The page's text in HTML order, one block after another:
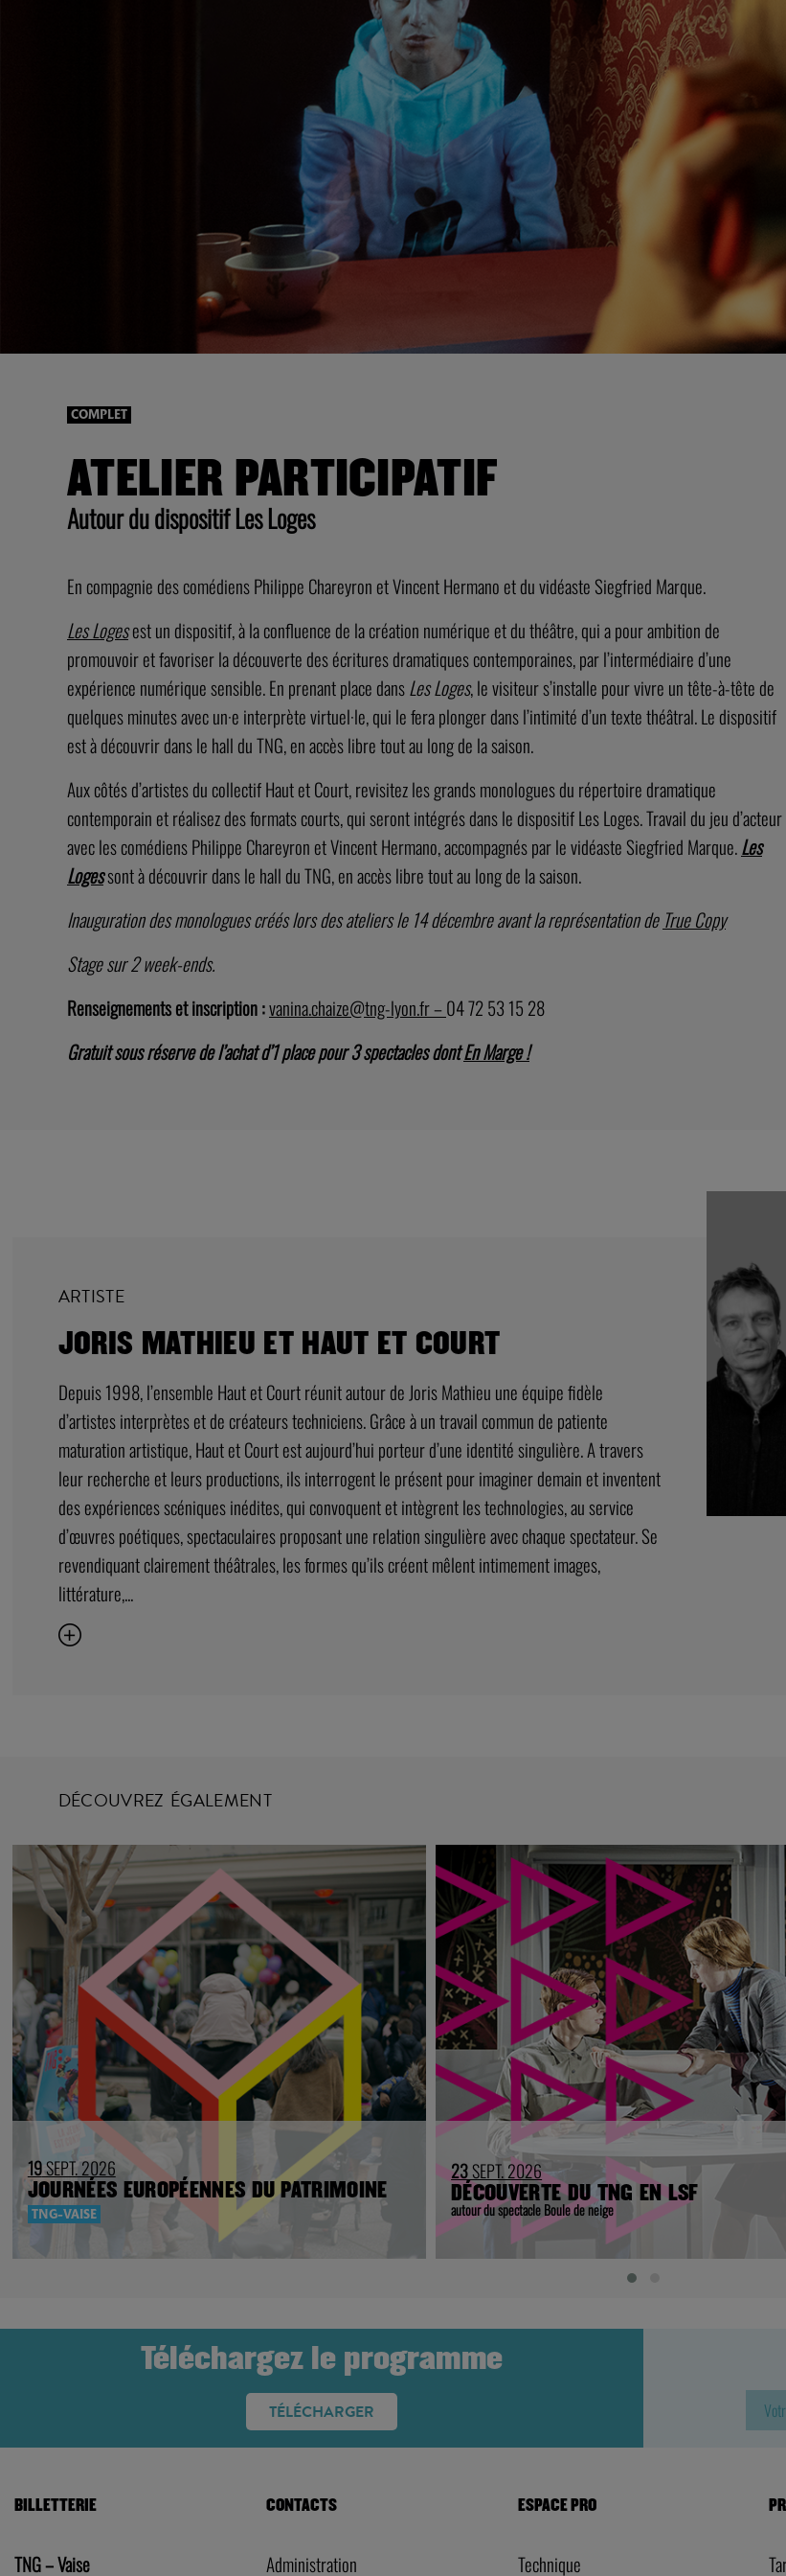
ATELIER PARTICIPATIF
Autour du dispositif Les Loges
En compagnie des comédiens Philippe Chareyron et Vincent Hermano et du vidéaste Siegfried Marque.
Les Loges est un dispositif, à la confluence de la création numérique et du théâtre, qui a pour ambition de
promouvoir et favoriser la découverte des écritures dramatiques contemporaines, par l’intermédiaire d’une
expérience numérique sensible. En prenant place dansLes Loges , le visiteur s’installe pour vivre un tête-à-tête de
quelques minutes avec un·e interprète virtuel·le, qui le fera plonger dans l’intimité d’un texte théâtral. Le dispositif
contemporain et réalisez des formats courts, qui seront intégrés dans le dispositif Les Loges. Travail du jeu d’acteur
avec les comédiens Philippe Chareyron et Vincent Hermano, accompagnés par le vidéaste Siegfried Marque.
ARTISTE
JORIS MATHIEU ET HAUT ET COURT
Depuis 1998, l’ensemble Haut et Court réunit autour de Joris Mathieu une équipe fidèle
d’artistes interprètes et de créateurs techniciens. Grâce à un travail commun de patiente
maturation artistique, Haut et Court est aujourd’hui porteur d’une identité singulière. A travers
littérature,...
DÉCOUVREZ ÉGALEMENT
JOURNÉES EUROPÉENNES DU PATRIMOINE
23SEPT. 2026
Téléchargez le programme